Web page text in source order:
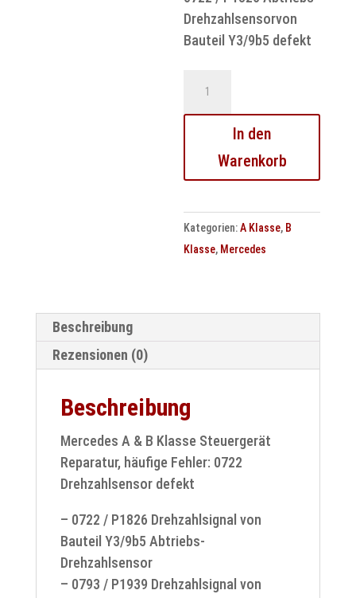
Drehzahlsensorvon
Bauteil Y3/9b5 defekt
Klasse
W245
Drehzahlsensor
defekt?
Menge
In den
Warenkorb
Kategorien:A Klasse, B
Klasse, Mercedes
Beschreibung
Rezensionen (0)
Beschreibung
Mercedes A & B Klasse Steuergerät
Reparatur, häufige Fehler: 0722
Drehzahlsensor defekt
– 0722 / P1826 Drehzahlsignal von
Bauteil Y3/9b5 Abtriebs-
Drehzahlsensor
– 0793 / P1939 Drehzahlsignal von